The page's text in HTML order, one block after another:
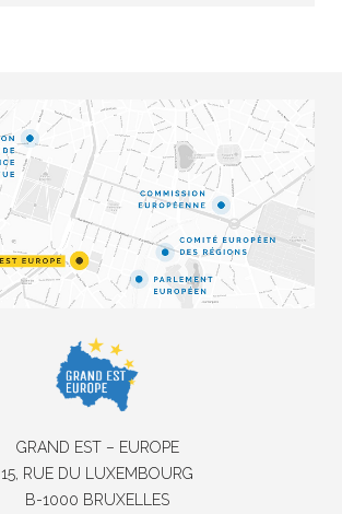
GRAND EST – EUROPE
15, RUE DU LUXEMBOURG
B-1000 BRUXELLES